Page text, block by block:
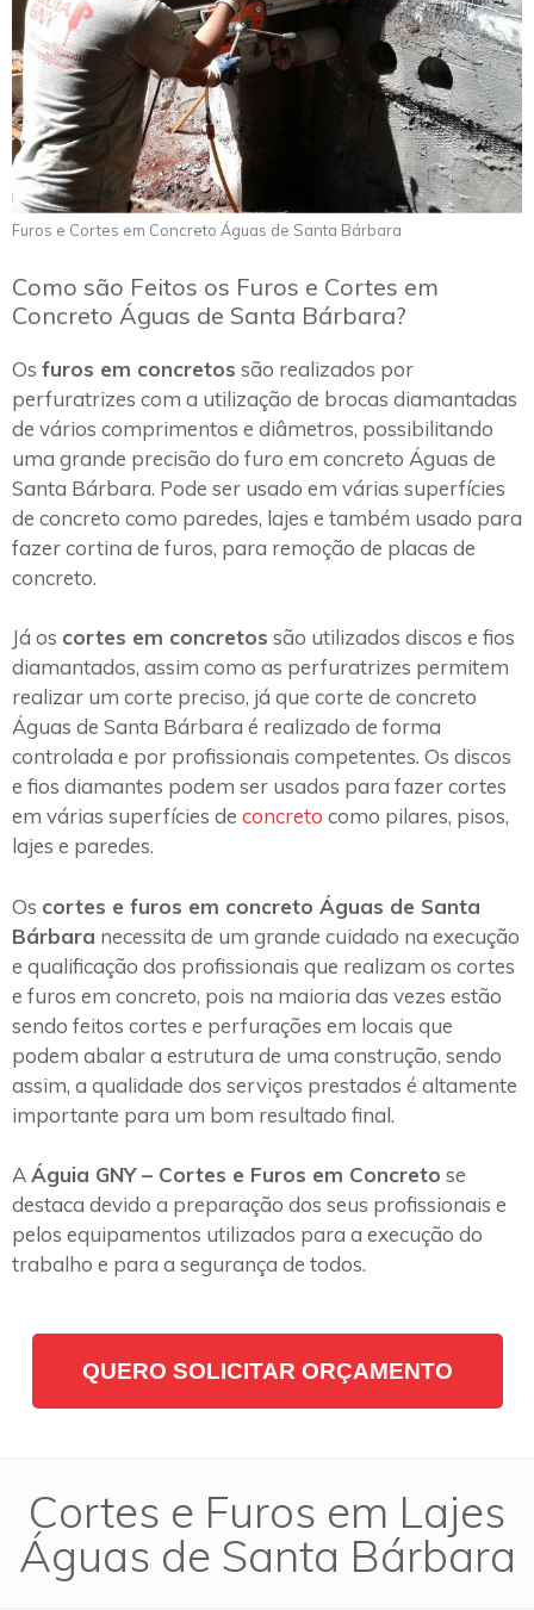
Furos e Cortes em Concreto Águas de Santa Bárbara
Como são Feitos os Furos e Cortes em
Concreto Águas de Santa Bárbara?
Os furos em concretos são realizados por
perfuratrizes com a utilização de brocas diamantadas
de vários comprimentos e diâmetros, possibilitando
uma grande precisão do furo em concreto Águas de
Santa Bárbara. Pode ser usado em várias superfícies
de concreto como paredes, lajes e também usado para
fazer cortina de furos, para remoção de placas de
concreto.
Já os cortes em concretos são utilizados discos e fios
diamantados, assim como as perfuratrizes permitem
realizar um corte preciso, já que corte de concreto
Águas de Santa Bárbara é realizado de forma
controlada e por profissionais competentes. Os discos
e fios diamantes podem ser usados para fazer cortes
em várias superfícies de concreto como pilares, pisos,
lajes e paredes.
Os cortes e furos em concreto Águas de Santa
Bárbara necessita de um grande cuidado na execução
e qualificação dos profissionais que realizam os cortes
e furos em concreto, pois na maioria das vezes estão
sendo feitos cortes e perfurações em locais que
podem abalar a estrutura de uma construção, sendo
assim, a qualidade dos serviços prestados é altamente
importante para um bom resultado final.
AÁguia GNY – Cortes e Furos em Concreto se
destaca devido a preparação dos seus profissionais e
pelos equipamentos utilizados para a execução do
trabalho e para a segurança de todos.
QUERO SOLICITAR ORÇAMENTO
Cortes e Furos em Lajes
Águas de Santa Bárbara